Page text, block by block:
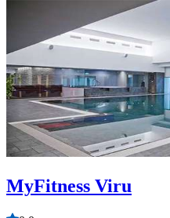
MyFitness Viru